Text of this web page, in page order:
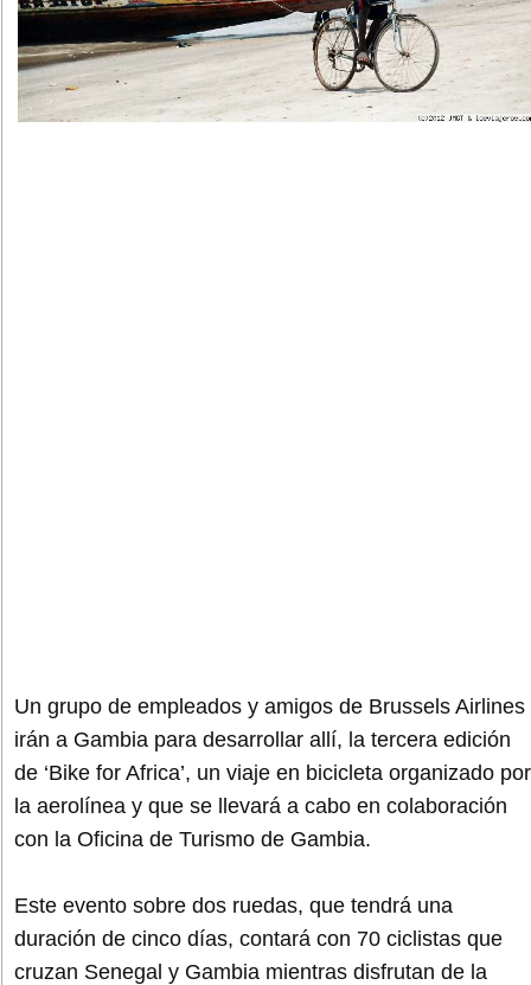
Un grupo de empleados y amigos de Brussels Airlines
irán a Gambia para desarrollar allí, la tercera edición
de ‘Bike for Africa’, un viaje en bicicleta organizado por
la aerolínea y que se llevará a cabo en colaboración
con la Oficina de Turismo de Gambia.
Este evento sobre dos ruedas, que tendrá una
duración de cinco días, contará con 70 ciclistas que
cruzan Senegal y Gambia mientras disfrutan de la